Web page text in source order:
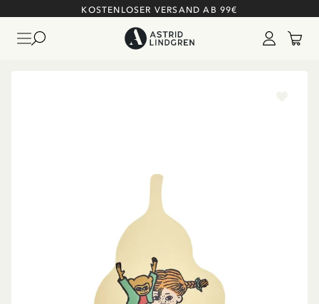
KOSTENLOSER VERSAND AB 99€